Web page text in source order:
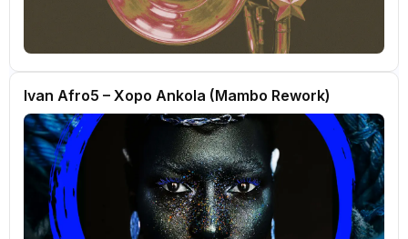
Ivan Afro5 – Xopo Ankola (Mambo Rework)